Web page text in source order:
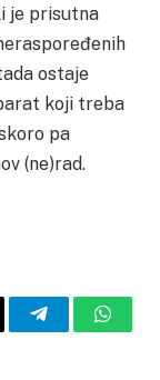
je prisutna
ostaje
koji treba
pa
(ne)rad.
Telegram